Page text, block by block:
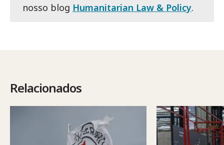
nosso blog Humanitarian Law & Policy.
Relacionados